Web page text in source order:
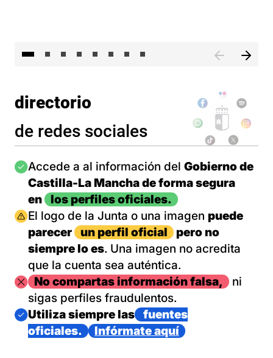
directorio
de redes sociales
Imagen
Accede a al información del Gobierno de
Castilla-La Mancha de forma segura
en
los perfiles oficiales.
Imagen
El logo de la Junta o una imagen puede
parecer
un perfil oficial
pero no
siempre lo es. Una imagen no acredita
que la cuenta sea auténtica.
ImagenNo compartas información falsa,
ni
sigas perfiles fraudulentos.
Imagen
Utiliza siempre las
fuentes
oficiales.
Infórmate aquí